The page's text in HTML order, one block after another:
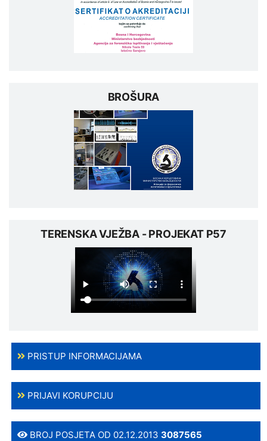
BROŠURA
TERENSKA VJEŽBA - PROJEKAT P57
PRISTUP INFORMACIJAMA
PRIJAVI KORUPCIJU
BROJ POSJETA OD 02.12.20133087565